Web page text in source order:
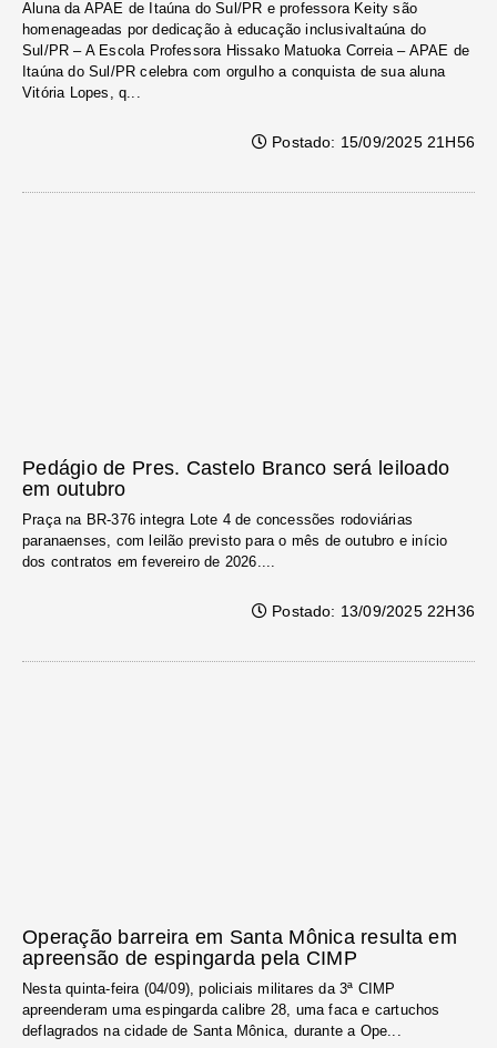
Aluna da APAE de Itaúna do Sul/PR e professora Keity são
homenageadas por dedicação à educação inclusivaItaúna do
Sul/PR – A Escola Professora Hissako Matuoka Correia – APAE de
Itaúna do Sul/PR celebra com orgulho a conquista de sua aluna
Vitória Lopes, q...
Postado: 15/09/2025 21H56
Pedágio de Pres. Castelo Branco será leiloado
em outubro
Praça na BR-376 integra Lote 4 de concessões rodoviárias
paranaenses, com leilão previsto para o mês de outubro e início
dos contratos em fevereiro de 2026....
Postado: 13/09/2025 22H36
Operação barreira em Santa Mônica resulta em
apreensão de espingarda pela CIMP
Nesta quinta-feira (04/09), policiais militares da 3ª CIMP
apreenderam uma espingarda calibre 28, uma faca e cartuchos
deflagrados na cidade de Santa Mônica, durante a Ope...